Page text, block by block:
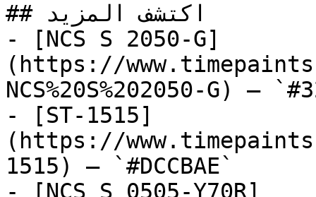
## اكتشف المزيد
- [NCS S 2050-G]
(https://
NCS%20S%202050-G) —
- [ST-1515]
(https://
1515) — `#DCCBAE`
- [NCS S 0505-Y70R]